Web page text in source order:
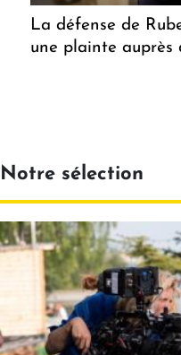
La défense de
une plainte auprès
Notre sélection